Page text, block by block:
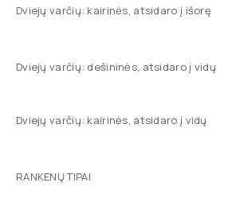
Dviejų varčių: kairinės, atsidaro į išorę
Dviejų varčių: dešininės, atsidaro į vidų
Dviejų varčių: kairinės, atsidaro į vidų
RANKENŲ TIPAI